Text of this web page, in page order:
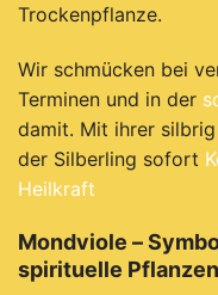
Trockenpflanze.
Wir schmücken bei
Terminen und in der
damit. Mit ihrer
der Silberling sofort
Heilkraft
Mondviole –
spirituelle